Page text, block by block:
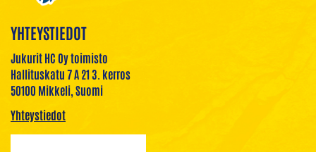
YHTEYSTIEDOT
Jukurit HC Oy toimisto
Hallituskatu 7 A 21 3. kerros
50100 Mikkeli, Suomi
Yhteystiedot